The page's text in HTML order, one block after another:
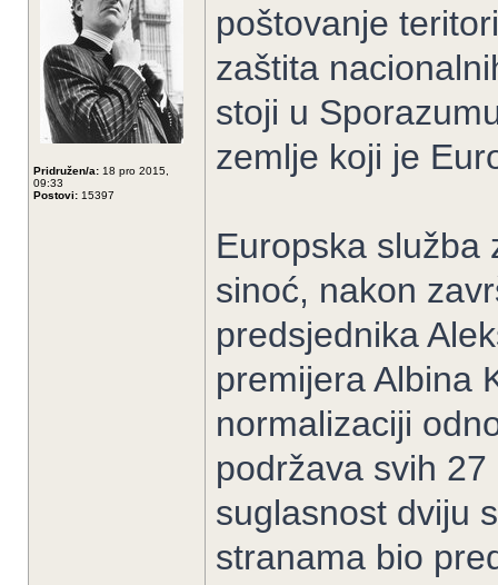
Pridružen/a: 18 pro 2015,
09:33
Postovi: 15397
poštovanje
zaštita
stoji u
zemlje koji je
Europska služba
sinoć, nakon
predsjednika
premijera Albina
normalizaciji
podržava svih
suglasnost dviju
stranama bio